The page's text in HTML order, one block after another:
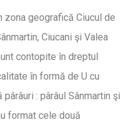
zona geografică Ciucul de
Ciucani şi Valea
contopite în dreptul
în formă de U cu
: pârâul Sânmartin şi
format cele două